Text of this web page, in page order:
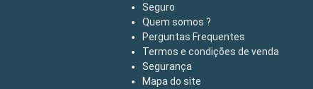
Seguro
Quem somos ?
Perguntas Frequentes
Termos e condições de venda
Segurança
Mapa do site